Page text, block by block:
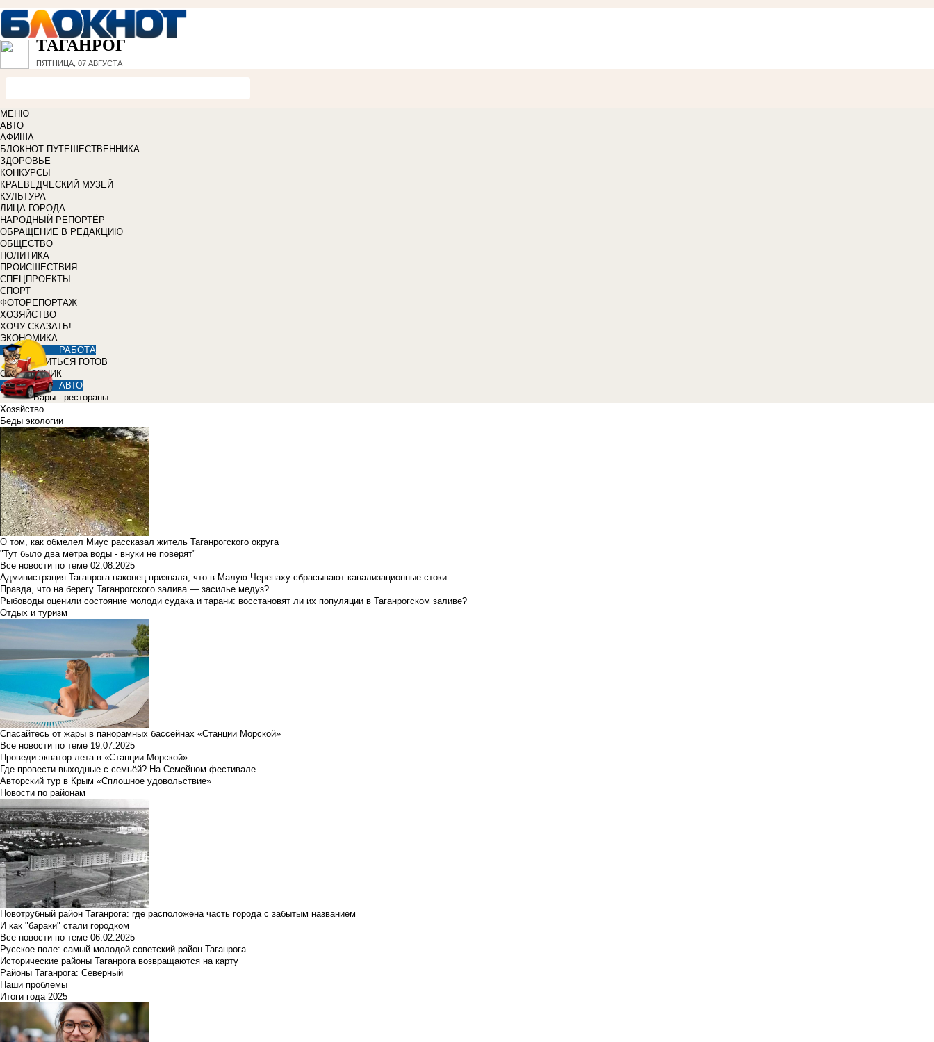
ТАГАНРОГ
ПЯТНИЦА, 07 АВГУСТА
МЕНЮ
АВТО
АФИША
БЛОКНОТ ПУТЕШЕСТВЕННИКА
ЗДОРОВЬЕ
КОНКУРСЫ
КРАЕВЕДЧЕСКИЙ МУЗЕЙ
КУЛЬТУРА
ЛИЦА ГОРОДА
НАРОДНЫЙ РЕПОРТЁР
ОБРАЩЕНИЕ В РЕДАКЦИЮ
ОБЩЕСТВО
ПОЛИТИКА
ПРОИСШЕСТВИЯ
СПЕЦПРОЕКТЫ
СПОРТ
ФОТОРЕПОРТАЖ
ХОЗЯЙСТВО
ХОЧУ СКАЗАТЬ!
ЭКОНОМИКА
РАБОТА
УЧИТЬСЯ ГОТОВ
СПРАВОЧНИК
АВТО
Бары - рестораны
Хозяйство
Беды экологии
О том, как обмелел Миус рассказал житель Таганрогского округа
"Тут было два метра воды - внуки не поверят"
Все новости по теме 02.08.2025
Администрация Таганрога наконец признала, что в Малую Черепаху сбрасывают канализационные стоки
Правда, что на берегу Таганрогского залива — засилье медуз?
Рыбоводы оценили состояние молоди судака и тарани: восстановят ли их популяции в Таганрогском заливе?
Отдых и туризм
Спасайтесь от жары в панорамных бассейнах «Станции Морской»
Все новости по теме 19.07.2025
Проведи экватор лета в «Станции Морской»
Где провести выходные с семьёй? На Семейном фестивале
Авторский тур в Крым «Сплошное удовольствие»
Новости по районам
Новотрубный район Таганрога: где расположена часть города с забытым названием
И как "бараки" стали городком
Все новости по теме 06.02.2025
Русское поле: самый молодой советский район Таганрога
Исторические районы Таганрога возвращаются на карту
Районы Таганрога: Северный
Наши проблемы
Итоги года 2025